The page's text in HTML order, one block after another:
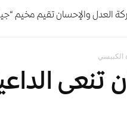
حركة العدل والإحسان تقيم مخيم
العدل والإحسان تنعى المربي
الكبيسي